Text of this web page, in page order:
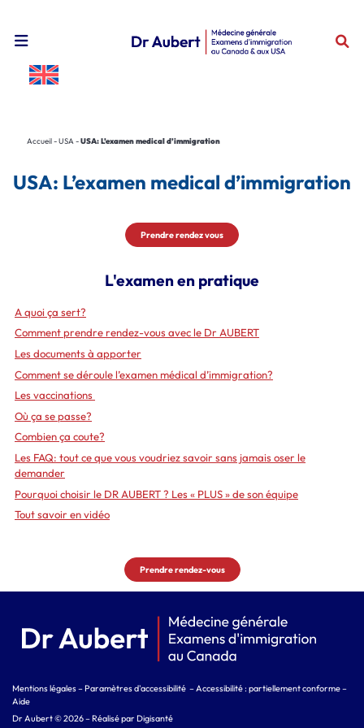
Ouvrir le menu de navigation mobile
Accueil-USA -USA: L’examen medical d’immigration
USA: L’examen medical d’immigration
Prendre rendez vous
L'examen en pratique
A quoi ça sert?
Comment prendre rendez-vous avec le Dr AUBERT
Les documents à apporter
Comment se déroule l’examen médical d’immigration?
Les vaccinations
Où ça se passe?
Combien ça coute?
Les FAQ: tout ce que vous voudriez savoir sans jamais oser le
demander
Pourquoi choisir le DR AUBERT ? Les « PLUS » de son équipe
Tout savoir en vidéo
Prendre rendez-vous
Mentions légales–Paramètres d'accessibilité – Accessibilité : partiellement conforme–
Aide
Dr Aubert©2026 – Réalisé parDigisanté